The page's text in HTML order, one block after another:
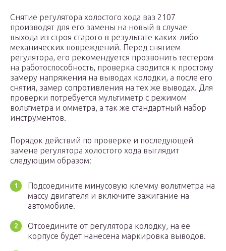
Снятие регулятора холостого хода ваз 2107
производят для его замены на новый в случае
выхода из строя старого в результате каких-либо
механических повреждений. Перед снятием
регулятора, его рекомендуется прозвонить тестером
на работоспособность, проверка сводится к простому
замеру напряжения на выводах колодки, а после его
снятия, замер сопротивления на тех же выводах. Для
проверки потребуется мультиметр с режимом
вольтметра и омметра, а так же стандартный набор
инструментов.
Порядок действий по проверке и последующей
замене регулятора холостого хода выглядит
следующим образом:
Подсоедините минусовую клемму вольтметра на
массу двигателя и включите зажигание на
автомобиле.
Отсоедините от регулятора колодку, на ее
корпусе будет нанесена маркировка выводов.